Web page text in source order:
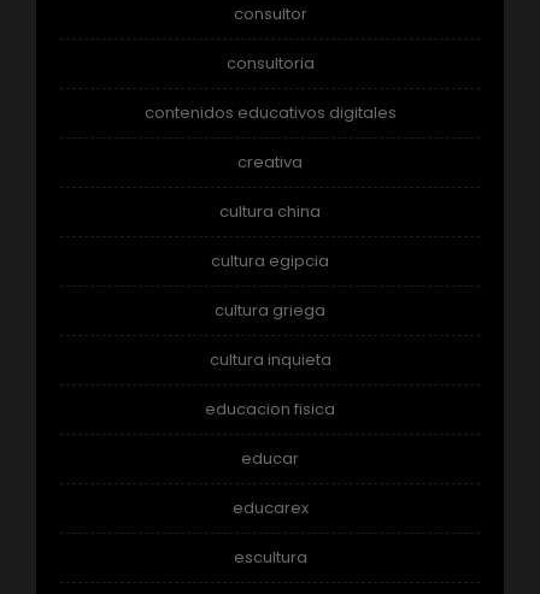
consultor
consultoria
contenidos educativos digitales
creativa
cultura china
cultura egipcia
cultura griega
cultura inquieta
educacion fisica
educar
educarex
escultura